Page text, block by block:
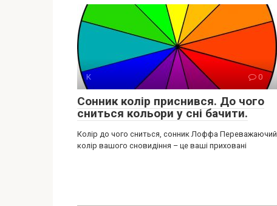
К 0
Сонник колір приснився. До чого
сниться кольори у сні бачити.
Колір до чого сниться, сонник Лоффа Переважаючий
колір вашого сновидіння – це ваші приховані